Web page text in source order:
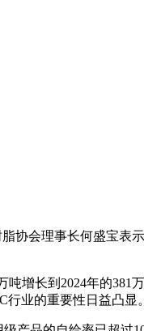
协会理事长何盛宝表
增长到2024年的381
业的重要性日益凸显。